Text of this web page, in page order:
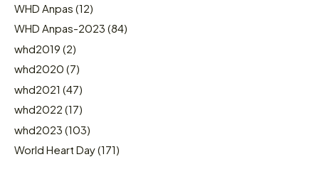
WHD Anpas (12)
WHD Anpas-2023 (84)
whd2019 (2)
whd2020 (7)
whd2021 (47)
whd2022 (17)
whd2023 (103)
World Heart Day(171)